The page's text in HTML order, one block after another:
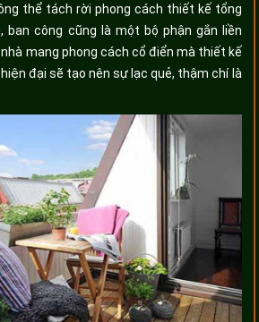
thể tách rời phong cách thiết kế tổng
ban công cũng là một bộ phận gắn liền
mang phong cách cổ điển mà thiết kế
đại sẽ tạo nên sự lạc quẻ, thậm chí là